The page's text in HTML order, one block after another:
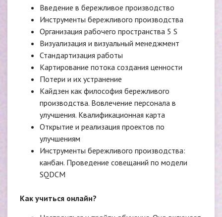
Введение в бережливое производство
Инструменты бережливого производства
Организация рабочего пространства 5 S
Визуализация и визуальный менеджмент
Стандартизация работы
Картирование потока создания ценности
Потери и их устранение
Кайдзен как философия бережливого
производства. Вовлечение персонала в
улучшения. Квалификационная карта
Открытие и реализация проектов по
улучшениям
Инструменты бережливого производства:
канбан. Проведение совещаний по модели
SQDCM
Как учиться онлайн?